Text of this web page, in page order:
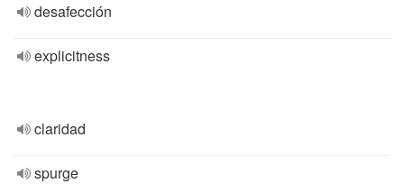
desafección
explicitness
claridad
spurge